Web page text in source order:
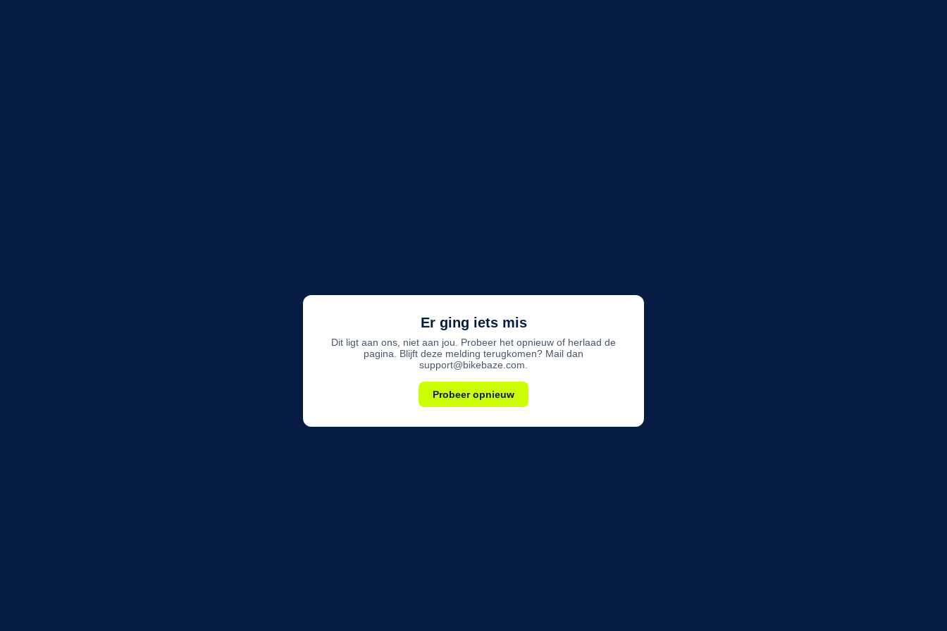
Er ging iets mis
Dit ligt aan ons, niet aan jou. Probeer het opnieuw of herlaad de
pagina. Blijft deze melding terugkomen? Mail dan
support@bikebaze.com.
Probeer opnieuw